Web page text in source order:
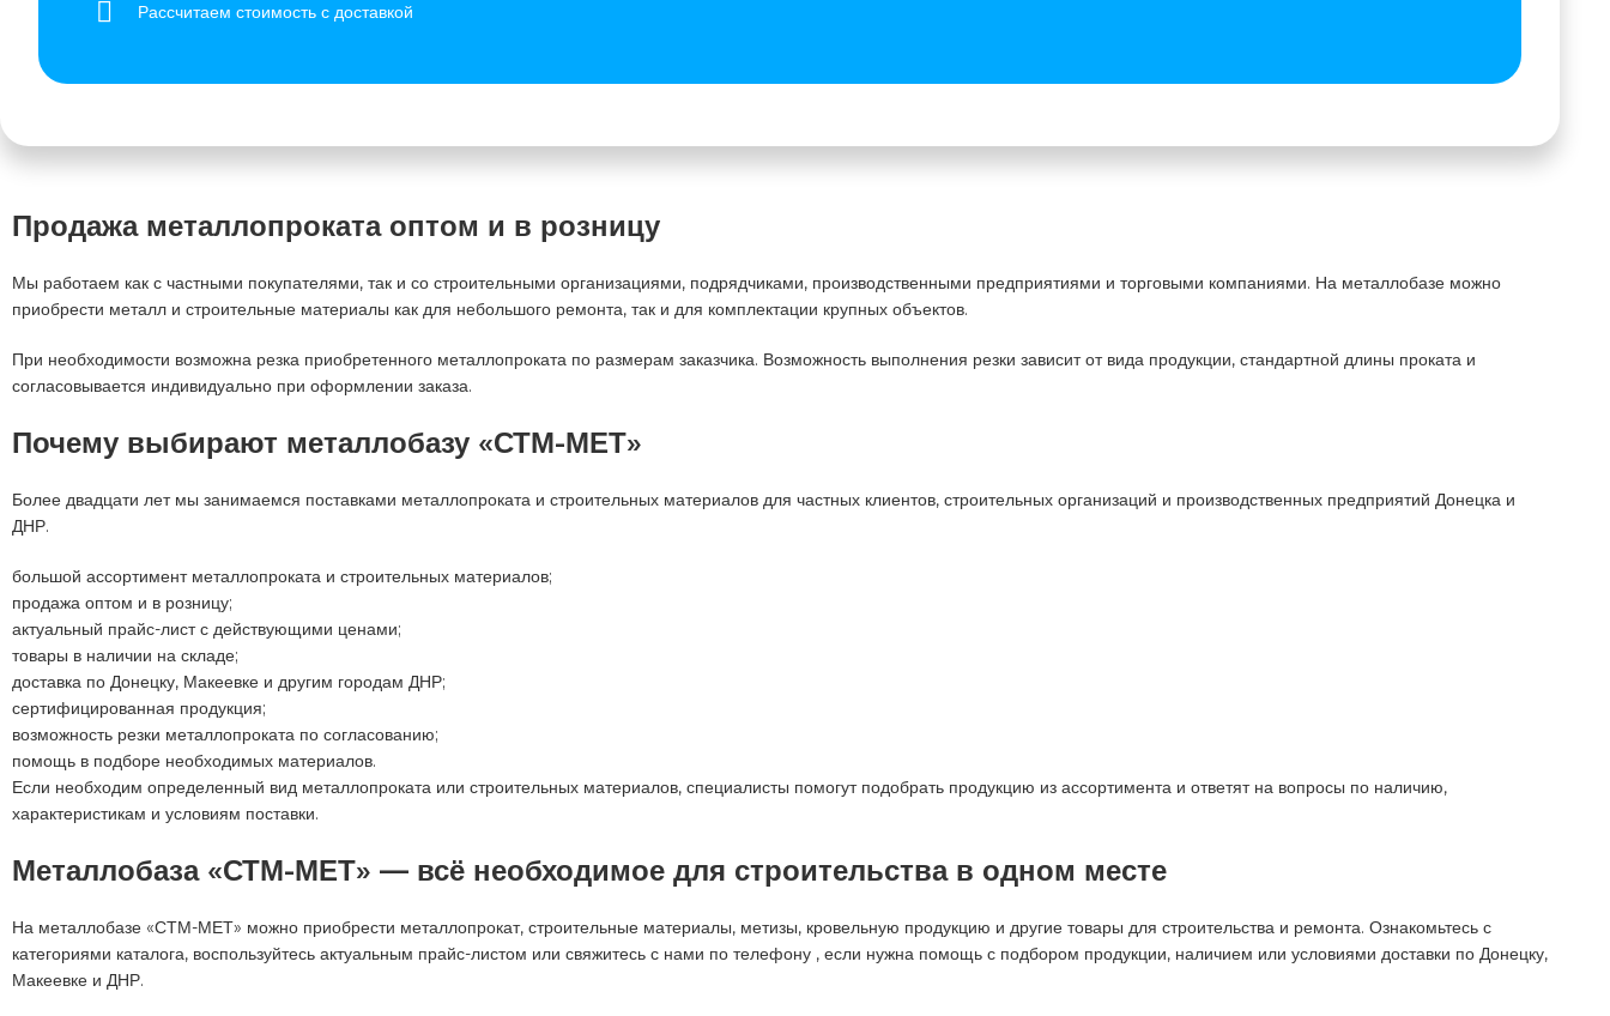
Рассчитаем стоимость с доставкой
Продажа металлопроката оптом и в розницу
Мы работаем как с частными покупателями, так и со строительными организациями, подрядчиками, производственными предприятиями и торговыми компаниями. На металлобазе можно
приобрести металл и строительные материалы как для небольшого ремонта, так и для комплектации крупных объектов.
При необходимости возможна резка приобретенного металлопроката по размерам заказчика. Возможность выполнения резки зависит от вида продукции, стандартной длины проката и
согласовывается индивидуально при оформлении заказа.
Почему выбирают металлобазу «СТМ-МЕТ»
Более двадцати лет мы занимаемся поставками металлопроката и строительных материалов для частных клиентов, строительных организаций и производственных предприятий Донецка и
ДНР.
большой ассортимент металлопроката и строительных материалов;
продажа оптом и в розницу;
актуальный прайс-лист с действующими ценами;
товары в наличии на складе;
доставка по Донецку, Макеевке и другим городам ДНР;
сертифицированная продукция;
возможность резки металлопроката по согласованию;
помощь в подборе необходимых материалов.
Если необходим определенный вид металлопроката или строительных материалов, специалисты помогут подобрать продукцию из ассортимента и ответят на вопросы по наличию,
характеристикам и условиям поставки.
Металлобаза «СТМ-МЕТ» — всё необходимое для строительства в одном месте
На металлобазе «СТМ-МЕТ» можно приобрести металлопрокат, строительные материалы, метизы, кровельную продукцию и другие товары для строительства и ремонта. Ознакомьтесь с
категориями каталога, воспользуйтесь актуальным прайс-листом или свяжитесь с нами по телефону , если нужна помощь с подбором продукции, наличием или условиями доставки по Донецку,
Макеевке и ДНР.